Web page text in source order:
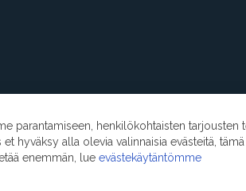
parantamiseen, henkilökohtaisten tarjousten
hyväksy alla olevia valinnaisia evästeitä,
enemmän, lue evästekäytäntömme